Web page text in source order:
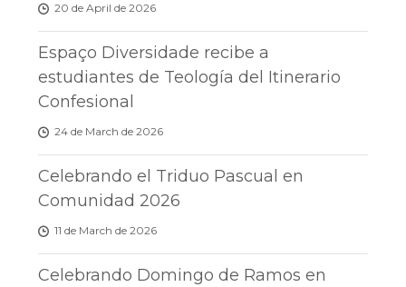
20 de April de 2026
Espaço Diversidade recibe a
estudiantes de Teología del Itinerario
Confesional
24 de March de 2026
Celebrando el Triduo Pascual en
Comunidad 2026
11 de March de 2026
Celebrando Domingo de Ramos en